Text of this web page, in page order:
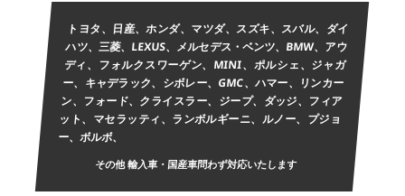
トヨタ、日産、ホンダ、マツダ、スズキ、スバル、ダイ
ハツ、三菱、LEXUS、メルセデス・ベンツ、BMW、アウ
ディ、フォルクスワーゲン、MINI、ポルシェ、ジャガ
ー、キャデラック、シボレー、GMC、ハマー、リンカー
ン、フォード、クライスラー、ジープ、ダッジ、フィア
ット、マセラッティ、ランボルギーニ、ルノー、プジョ
ー、ボルボ、
その他 輸入車・国産車問わず対応いたします